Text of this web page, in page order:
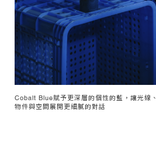
Cobalt Blue賦予更深層的個性的藍，讓光線、
物件與空間展開更細膩的對話